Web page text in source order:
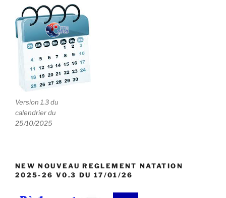
Version 1.3 du
calendrier du
25/10/2025
NEW NOUVEAU REGLEMENT NATATION
2025-26 V0.3 DU 17/01/26